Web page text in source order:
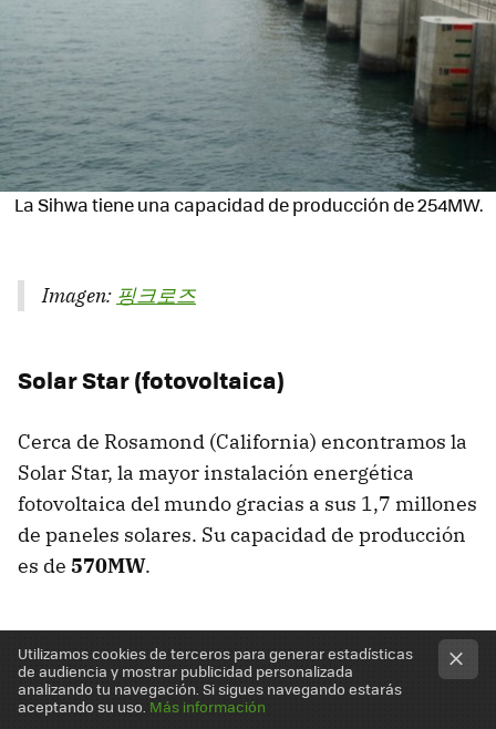
La Sihwa tiene una capacidad de producción de 254MW.
Imagen: 핑크로즈
Solar Star (fotovoltaica)
Cerca de Rosamond (California) encontramos la
Solar Star, la mayor instalación energética
fotovoltaica del mundo gracias a sus 1,7 millones
de paneles solares. Su capacidad de producción
es de 570MW.
Utilizamos cookies de terceros para generar estadísticas
de audiencia y mostrar publicidad personalizada
analizando tu navegación. Si sigues navegando estarás
aceptando su uso. Más información